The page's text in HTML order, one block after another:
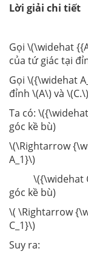
Lời giải chi tiết
Gọi \(\widehat
của tứ giác tại
Gọi \({\widehat
đỉnh \(A\) và \(C.\)
Ta có:
góc kề bù)
\(\Rightarrow
A_1}\)
\({\widehat
góc kề bù)
\( \Rightarrow
C_1}\)
Suy ra: